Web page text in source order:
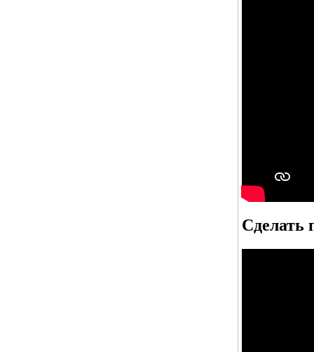
Сделать